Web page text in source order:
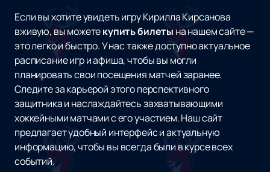
Если вы хотите увидеть игру Кирилла Кирсанова
вживую, вы можетекупить билетына нашем сайте —
это легко и быстро. У нас также доступно актуальное
расписание игр и афиша, чтобы вы могли
планировать свои посещения матчей заранее.
Следите за карьерой этого перспективного
защитника и наслаждайтесь захватывающими
хоккейными матчами с его участием. Наш сайт
предлагает удобный интерфейс и актуальную
информацию, чтобы вы всегда были в курсе всех
событий.